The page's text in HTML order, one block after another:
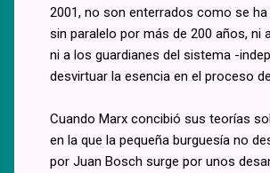
2001, no son enterrados como se
sin paralelo por más de 200 años,
ni a los guardianes del sistema -
desvirtuar la esencia en el proceso
Cuando Marx concibió sus teorías
en la que la pequeña burguesía no
por Juan Bosch surge por unos